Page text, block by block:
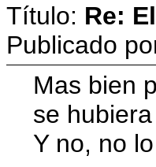
Título: Re:
Publicado
Mas bien
se
Y no, no